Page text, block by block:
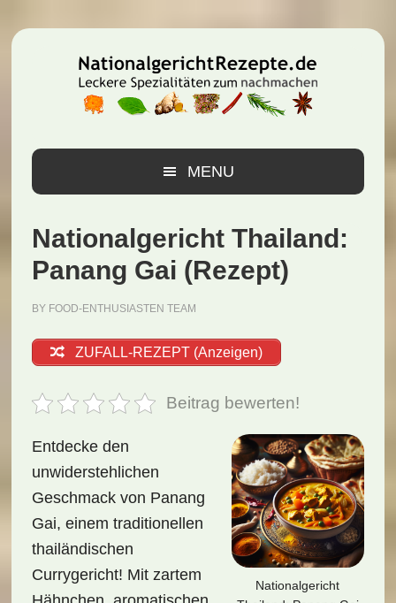
Hauptnavigation
Inhalt
Seitenspalte
MENU
Nationalgericht Thailand:
Panang Gai (Rezept)
BY FOOD-ENTHUSIASTEN TEAM
ZUFALL-REZEPT (Anzeigen)
Beitrag bewerten!
Nationalgericht
Entdecke den
unwiderstehlichen
Geschmack von Panang
Gai, einem traditionellen
thailändischen
Currygericht! Mit zartem